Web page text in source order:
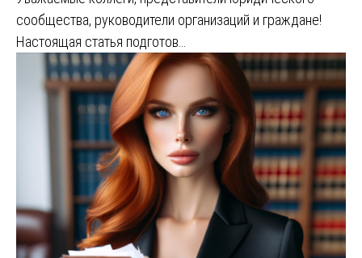
сообщества, руководители организаций и граждане!
Настоящая статья подготов…